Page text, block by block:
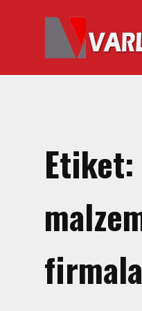
ANASAYFA
HAKKIMIZDA
Tabancası
Silikon Tabancası
El Arabası Satışı –
Perakende Satış
İnşaat Küreği
Etiket: